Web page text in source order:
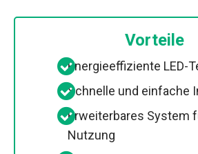
Vorteile
Energieeffiziente LED-
Schnelle und einfache
Erweiterbares System
Nutzung